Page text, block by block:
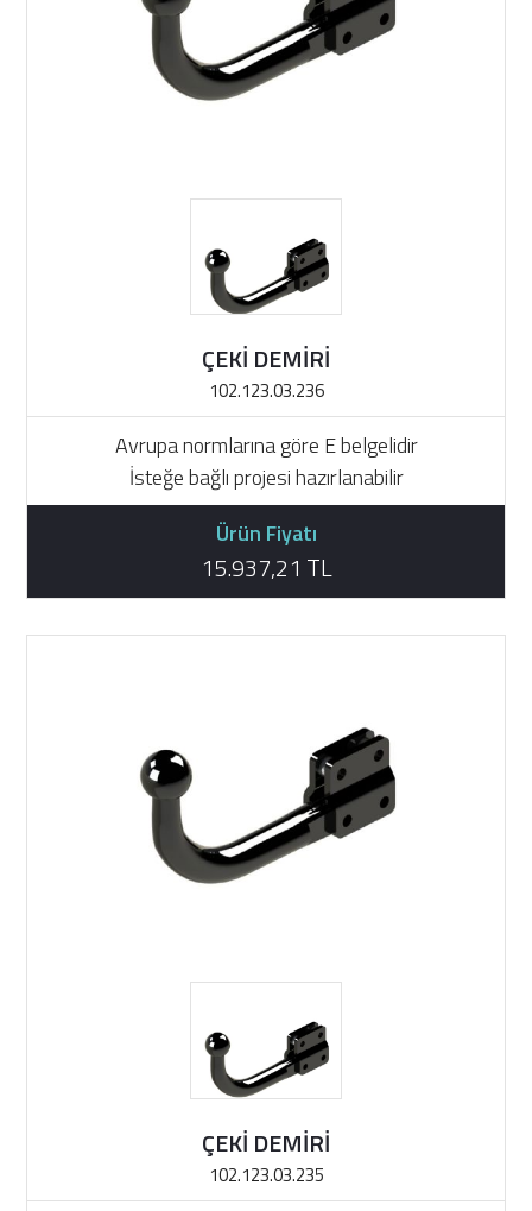
ÇEKİ DEMİRİ
102.123.03.236
Avrupa normlarına göre E belgelidir
İsteğe bağlı projesi hazırlanabilir
Ürün Fiyatı
15.937,21 TL
ÇEKİ DEMİRİ
102.123.03.235